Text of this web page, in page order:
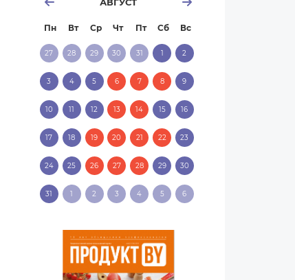
Пн Вт Ср Чт Пт Сб Вс
27 28 29 30 31 1 2
3 4 5 6 7 8 9
10 11 12 13 14 15 16
17 18 19 20 21 22 23
24 25 26 27 28 29 30
31 1 2 3 4 5 6